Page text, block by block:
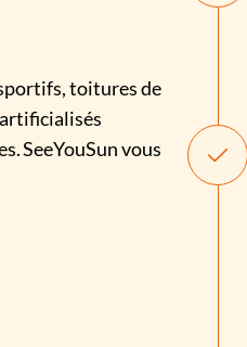
toitures de
SeeYouSun vous